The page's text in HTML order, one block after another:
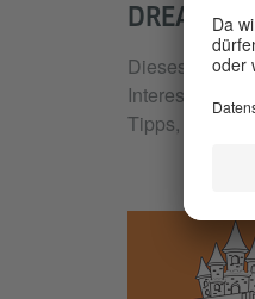
Dieses
Interessante
Tipps, für